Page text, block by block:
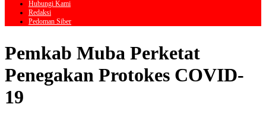
Hubungi Kami
Redaksi
Pedoman Siber
Pemkab Muba Perketat
Penegakan Protokes COVID-
19